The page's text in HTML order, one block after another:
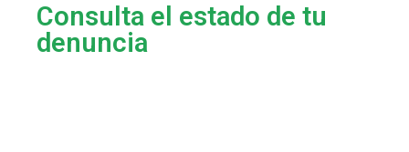
Consulta el estado de tu
denuncia